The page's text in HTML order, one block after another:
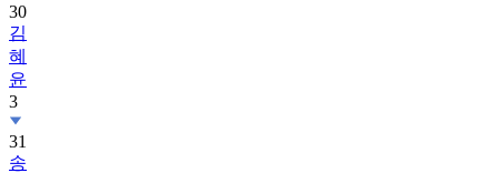
30
김
혜
윤
3
31
송